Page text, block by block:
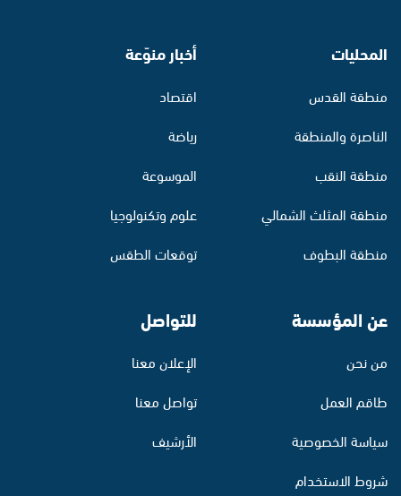
المحليات
منطقة القدس
الناصرة والمنطقة
منطقة النقب
منطقة المثلث الشمالي
منطقة البطوف
أخبار منوّعة
اقتصاد
رياضة
الموسوعة
علوم وتكنولوجيا
توقعات الطقس
عن المؤسسة
من نحن
طاقم العمل
سياسة الخصوصية
شروط الاستخدام
للتواصل
الإعلان معنا
تواصل معنا
الأرشيف